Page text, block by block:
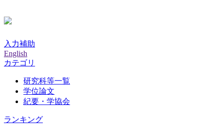
入力補助
English
カテゴリ
研究科等一覧
学位論文
紀要・学協会
ランキング